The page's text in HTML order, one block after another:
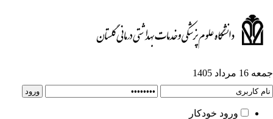
مرداد 1405
ورود خودکار